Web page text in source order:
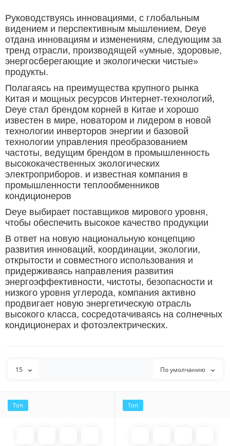
Руководствуясь инновациями, с глобальным
видением и перспективным мышлением, Deye
отдана инновациям и изменениям, следующим за
тренд отрасли, производящей «умные, здоровые,
энергосберегающие и экологически чистые»
продукты.
Полагаясь на преимущества крупного рынка
Китая и мощных ресурсов Интернет-технологий,
Deye стал брендом корней в Китае и хорошо
известен в мире, новатором и лидером в новой
технологии инверторов энергии и базовой
технологии управления преобразованием
частоты, ведущим брендом в промышленность
высококачественных экологических
электроприборов. и известная компания в
промышленности теплообменников
кондиционеров
Deye выбирает поставщиков мирового уровня,
чтобы обеспечить высокое качество продукции
В ответ на новую национальную концепцию
развития инноваций, координации, экологии,
открытости и совместного использования и
придерживаясь направления развития
энергоэффективности, чистоты, безопасности и
низкого уровня углерода, компания активно
продвигает новую энергетическую отрасль
высокого класса, сосредотачиваясь на солнечных
кондиционерах и фотоэлектрических.
15 По умолчанию
Топ Топ